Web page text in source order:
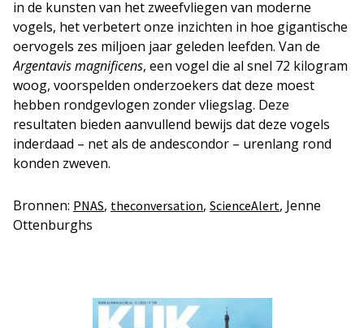
in de kunsten van het zweefvliegen van moderne
vogels, het verbetert onze inzichten in hoe gigantische
oervogels zes miljoen jaar geleden leefden. Van de
Argentavis magnificens, een vogel die al snel 72 kilogram
woog, voorspelden onderzoekers dat deze moest
hebben rondgevlogen zonder vliegslag. Deze
resultaten bieden aanvullend bewijs dat deze vogels
inderdaad – net als de andescondor – urenlang rond
konden zweven.
Bronnen: PNAS, theconversation, ScienceAlert, Jenne
Ottenburghs